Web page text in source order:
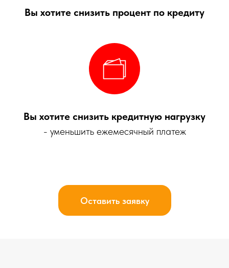
Вы хотите снизить процент по кредиту
Вы хотите снизить кредитную нагрузку
- уменьшить ежемесячный платеж
Оставить заявку